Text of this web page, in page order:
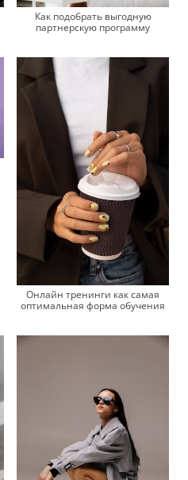
Как подобрать выгодную
партнерскую программу
Онлайн тренинги как самая
оптимальная форма обучения